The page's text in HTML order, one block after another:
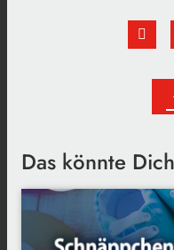
Das könnte